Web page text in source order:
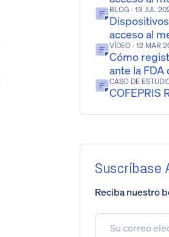
BLOG · 13 JUL
acceso al
VÍDEO · 12 MAR
Cómo
ante la FDA
CASO DE
COFEPRIS
Suscríbase
Reciba nuestro